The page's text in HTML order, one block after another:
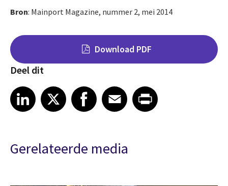
Bron: Mainport Magazine, nummer 2, mei 2014
Download PDF
Deel dit
Share on LinkedIn
LinkedIn
Share on X Share on Facebook
Facebook
Share on EmailEmailShare on Print
Gerelateerde media